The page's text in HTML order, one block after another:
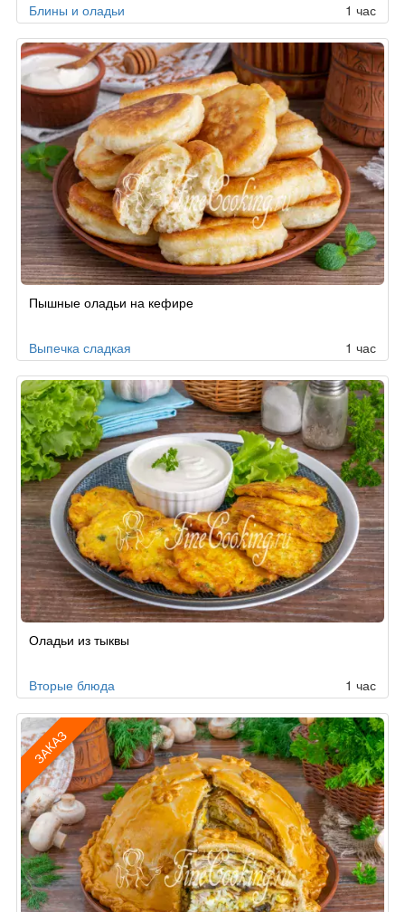
Блины и оладьи 1 час
Пышные оладьи на кефире
Выпечка сладкая 1 час
Оладьи из тыквы
Вторые блюда 1 час
ЗАКАЗ